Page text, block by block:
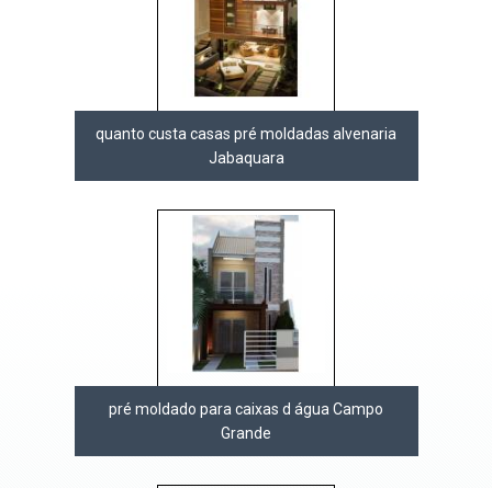
quanto custa casas pré moldadas alvenaria
Jabaquara
pré moldado para caixas d água Campo
Grande